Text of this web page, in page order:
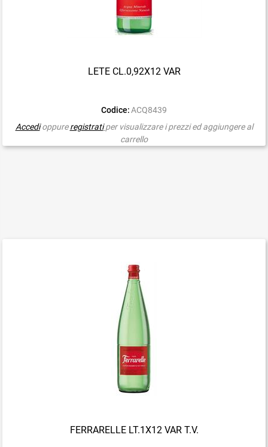
LETE CL.0,92X12 VAR
Codice: ACQ8439
Accedioppureregistrati per visualizzare i prezzi ed aggiungere al
carrello
FERRARELLE LT.1X12 VAR T.V.